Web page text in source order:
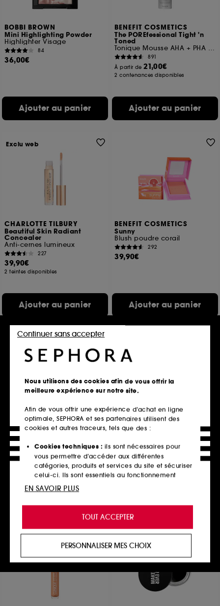
BOBBI BROWN
Mini Highlighting Powder
Highlighter Visage
84
36,00€
Ajouter au panier
BENEFIT COSMETICS
The POREfessional Tight 'n
Toned
Tonique Mousse AHA + PHA Réducteur de pores
891
À partir de21,00€
2 contenances disponibles
Ajouter au panier
CHARLOTTE TILBURY
Beautiful Skin Radiant
Concealer
Anti-cernes lumineux
227
39,90€
2 teintes disponibles
Ajouter au panier
Exclu web
BENEFIT COSMETICS
Sunny
Blush poudre corail
292
39,90€
Ajouter au panier
M.A.C
Strobe Beam Liquid Blush
Blush liquide illuminateur
58
29,00€
10 teintes disponibles
ILIA
Eye Stylus – Ombre à
paupières crème longue
127
39,00€
18 teintes disponibles
Nous utilisons des cookies afin de vous offrir la
meilleure expérience sur notre site.
Afin de vous offrir une expérience d’achat en ligne
optimale, SEPHORA et ses partenaires utilisent des
cookies et autres traceurs, tels que des :
Cookies techniques : ils sont nécessaires pour
vous permettre d’accéder aux différentes
catégories, produits et services du site et sécuriser
celui-ci. Ils sont essentiels au fonctionnement
technique du site et ne peuvent être désactivés.
de vous offrir une expérience enrichie et
personnalisée en vous recommandant des
produits, des services et des contenus qui
proposer des offres promotionnelles adaptées à
votre profil.
Cookies réseaux sociaux et publicité :ils sont
utilisés pour vous présenter du contenu susceptible
de vous plaire via des publicités, y compris sur des
TOUT ACCEPTER
Continuer sans accepter
PERSONNALISER MES CHOIX
EN SAVOIR PLUS